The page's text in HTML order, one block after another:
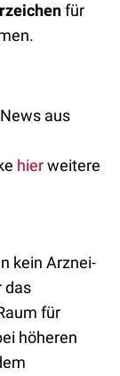
für
aus
hierweitere
kein Arznei-
das
für
höheren